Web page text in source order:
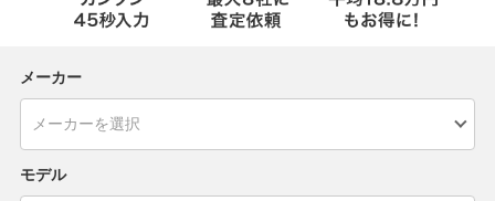
メーカー
モデル